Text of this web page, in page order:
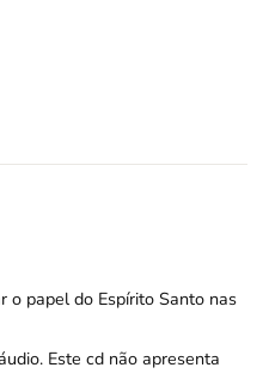
o papel do Espírito Santo nas
Este cd não apresenta